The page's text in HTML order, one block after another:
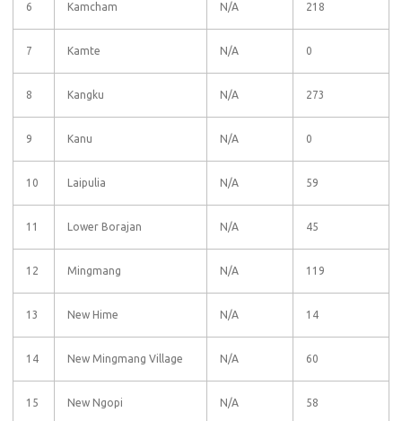
6 Kamcham N/A 218
7 Kamte N/A 0
8 Kangku N/A 273
9 Kanu N/A 0
10 Laipulia N/A 59
11 Lower Borajan N/A 45
12 Mingmang N/A 119
13 New Hime N/A 14
14 New Mingmang Village N/A 60
15 New Ngopi N/A 58